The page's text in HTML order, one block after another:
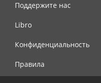
Поддержите нас
Libro
Конфиденциальность
Правила